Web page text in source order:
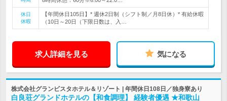
休日
休暇
【年間休日105日】* 週休2日制（シフト制／月8日休）* 有給休暇
（10日～20日（下限日数は、入…
求人詳細を見る 気になる
株式会社グランビスタホテル＆リゾート | 年間休日108日／独身寮あり
白良荘グランドホテルの【和食調理】 経験者優遇 ★和歌山